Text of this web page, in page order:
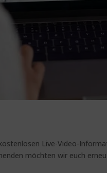
Live-Video-
möchten wir euch